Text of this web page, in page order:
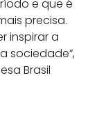
e que é
precisa.
inspirar a
sociedade”,
Brasil